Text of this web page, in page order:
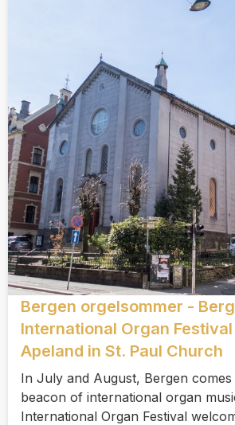
Bergen orgelsommer -
International Organ
Apeland in St. Paul Church
In July and August, Bergen comes
beacon of international organ
International Organ Festival